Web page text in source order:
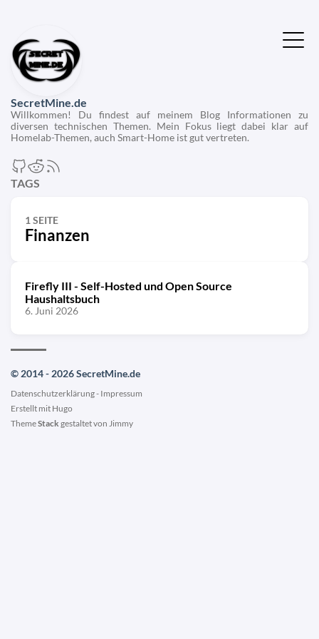
SecretMine.de
Willkommen! Du findest auf meinem Blog Informationen zu
diversen technischen Themen. Mein Fokus liegt dabei klar auf
Homelab-Themen, auch Smart-Home ist gut vertreten.
TAGS
1 SEITE
Finanzen
Firefly III - Self-Hosted und Open Source
Haushaltsbuch
6. Juni 2026
© 2014 - 2026 SecretMine.de
Datenschutzerklärung- Impressum
Erstellt mit Hugo
ThemeStackgestaltet von Jimmy